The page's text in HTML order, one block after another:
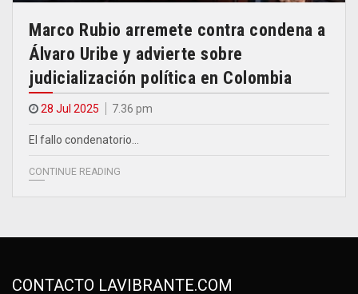
Marco Rubio arremete contra condena a
Álvaro Uribe y advierte sobre
judicialización política en Colombia
28 Jul 2025 7.36 pm
El fallo condenatorio…
CONTINUE READING
CONTACTO LAVIBRANTE.COM